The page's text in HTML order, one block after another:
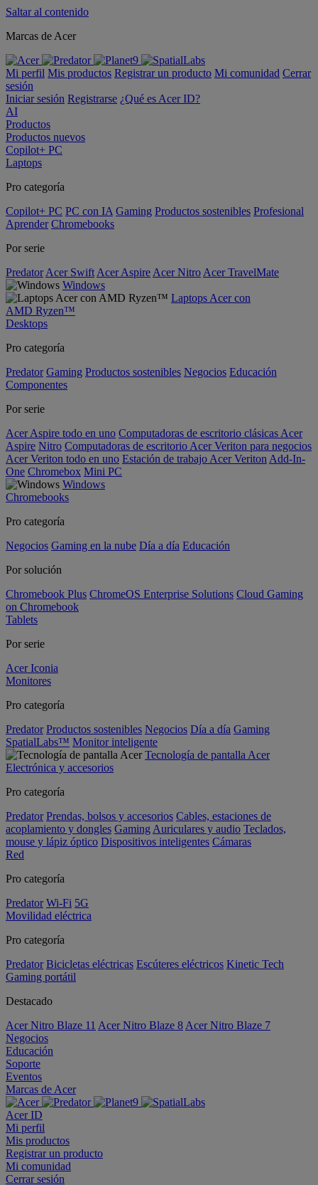
Saltar al contenido
Marcas de Acer
Mi perfil Mis productos Registrar un producto Mi comunidad Cerrar
sesión
Iniciar sesión Registrarse ¿Qué es Acer ID?
AI
Productos
Productos nuevos
Copilot+ PC
Laptops
Pro categoría
Copilot+ PC PC con IA Gaming Productos sostenibles Profesional
Aprender Chromebooks
Por serie
Predator Acer Swift Acer Aspire Acer Nitro Acer TravelMate
Windows
Laptops Acer con
AMD Ryzen™
Desktops
Pro categoría
Predator Gaming Productos sostenibles Negocios Educación
Componentes
Por serie
Acer Aspire todo en uno Computadoras de escritorio clásicas Acer
Aspire Nitro Computadoras de escritorio Acer Veriton para negocios
Acer Veriton todo en uno Estación de trabajo Acer Veriton Add-In-
One Chromebox Mini PC
Windows
Chromebooks
Pro categoría
Negocios Gaming en la nube Día a día Educación
Por solución
Chromebook Plus ChromeOS Enterprise Solutions Cloud Gaming
on Chromebook
Tablets
Por serie
Acer Iconia
Monitores
Pro categoría
Predator Productos sostenibles Negocios Día a día Gaming
SpatialLabs™ Monitor inteligente
Tecnología de pantalla Acer
Electrónica y accesorios
Pro categoría
Predator Prendas, bolsos y accesorios Cables, estaciones de
acoplamiento y dongles Gaming Auriculares y audio Teclados,
mouse y lápiz óptico Dispositivos inteligentes Cámaras
Red
Pro categoría
Predator Wi-Fi 5G
Movilidad eléctrica
Pro categoría
Predator Bicicletas eléctricas Escúteres eléctricos Kinetic Tech
Gaming portátil
Destacado
Acer Nitro Blaze 11 Acer Nitro Blaze 8 Acer Nitro Blaze 7
Negocios
Educación
Soporte
Eventos
Marcas de Acer
Acer ID
Mi perfil
Mis productos
Registrar un producto
Mi comunidad
Cerrar sesión